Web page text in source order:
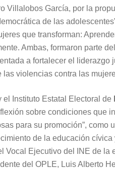
Villalobos García, por la
de las
que transforman:
Ambas, formaron parte
a fortalecer el liderazgo
violencias contra las
Instituto Estatal Electoral de
sobre condiciones que
para su promoción”, como
de la educación
Vocal Ejecutivo del INE de la
del OPLE, Luis Alberto